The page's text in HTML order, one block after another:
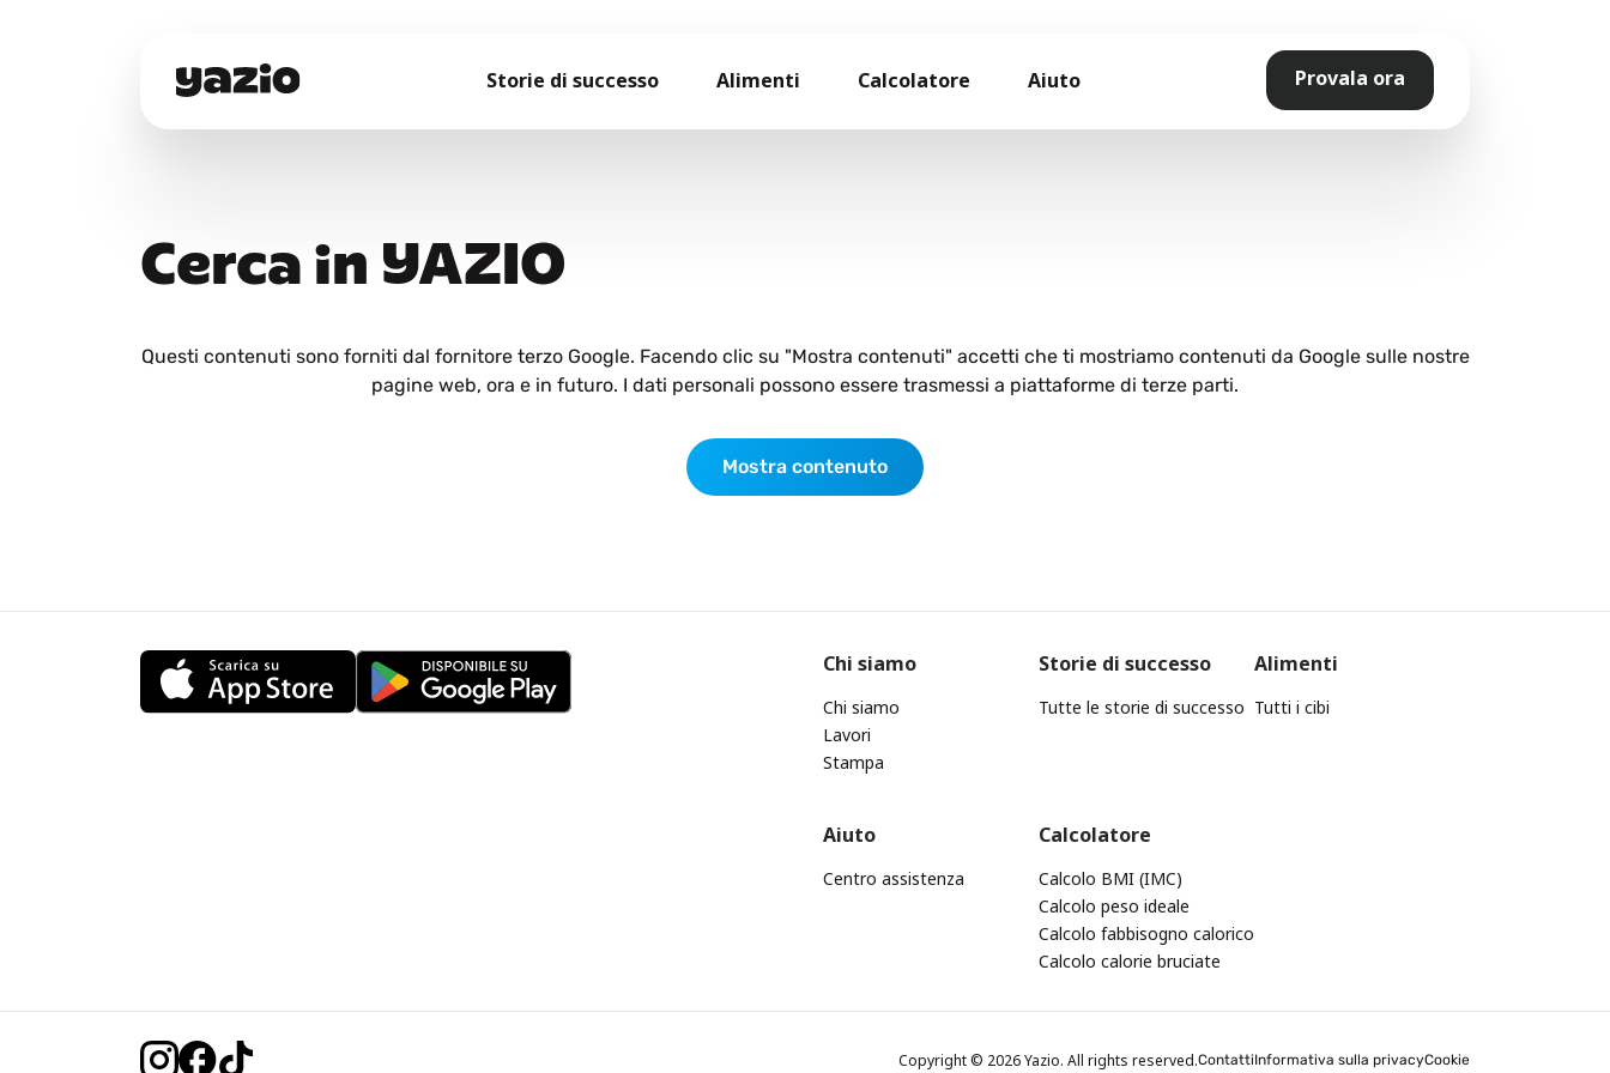
Storie di successo Alimenti Calcolatore Aiuto Provala ora
Cerca in YAZIO
Questi contenuti sono forniti dal fornitore terzo Google. Facendo clic su "Mostra contenuti" accetti che ti mostriamo contenuti da Google sulle nostre
pagine web, ora e in futuro. I dati personali possono essere trasmessi a piattaforme di terze parti.
Mostra contenuto
Chi siamo
Chi siamo
Lavori
Stampa
Storie di successo
Tutte le storie di successo
Alimenti
Tutti i cibi
Aiuto
Centro assistenza
Calcolatore
Calcolo BMI (IMC)
Calcolo peso ideale
Calcolo fabbisogno calorico
Calcolo calorie bruciate
Copyright © 2026 Yazio. All rights reserved.ContattiInformativa sulla privacyCookie